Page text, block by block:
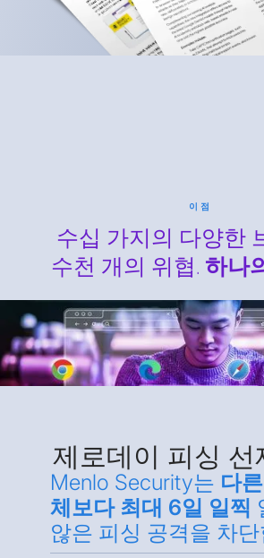
이점
수십 가지의 다양한
수천 개의 위협. 하나
제로데이 피싱 선
Menlo Security는 다
체보다 최대 6일 일찍
않은 피싱 공격을 차